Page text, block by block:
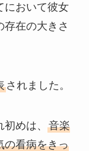
において彼女
在の大きさ
されました。
めは、 音楽
の看病をきっ